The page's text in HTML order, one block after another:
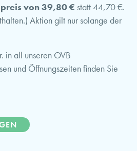
von 39,80 € statt 44,70 €.
Aktion gilt nur solange der
in all unseren OVB
und Öffnungszeiten finden Sie